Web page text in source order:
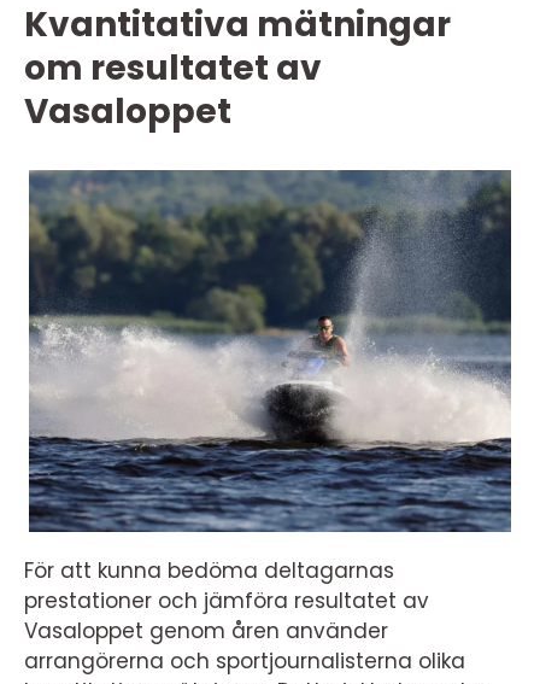
Kvantitativa mätningar
om resultatet av
Vasaloppet
För att kunna bedöma deltagarnas
prestationer och jämföra resultatet av
Vasaloppet genom åren använder
arrangörerna och sportjournalisterna olika